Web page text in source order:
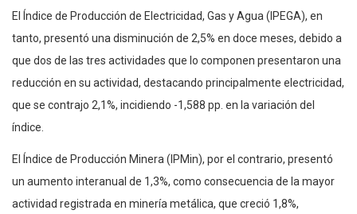
El Índice de Producción de Electricidad, Gas y Agua (IPEGA), en
tanto, presentó una disminución de 2,5% en doce meses, debido a
que dos de las tres actividades que lo componen presentaron una
reducción en su actividad, destacando principalmente electricidad,
que se contrajo 2,1%, incidiendo -1,588 pp. en la variación del
índice.
El Índice de Producción Minera (IPMin), por el contrario, presentó
un aumento interanual de 1,3%, como consecuencia de la mayor
actividad registrada en minería metálica, que creció 1,8%,